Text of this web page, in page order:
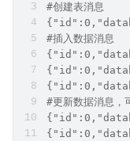
#创建表消息
#插入数据消息
#更新数据消息，